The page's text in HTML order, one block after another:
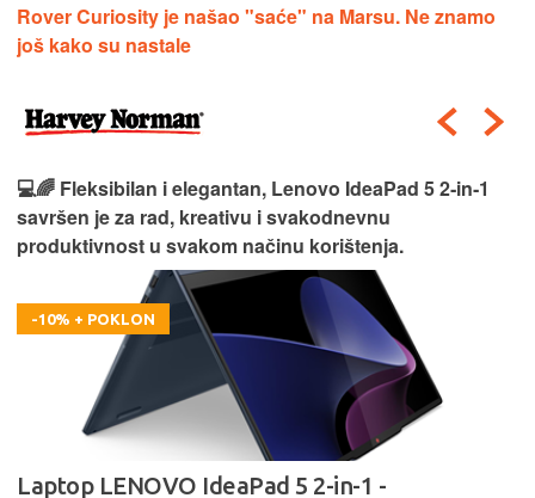
Rover Curiosity je našao "saće" na Marsu. Ne znamo
još kako su nastale
💻🌈 Fleksibilan i elegantan, Lenovo IdeaPad 5 2‑in‑1
savršen je za rad, kreativu i svakodnevnu
produktivnost u svakom načinu korištenja.
-10% + POKLON
Laptop LENOVO IdeaPad 5 2-in-1 -